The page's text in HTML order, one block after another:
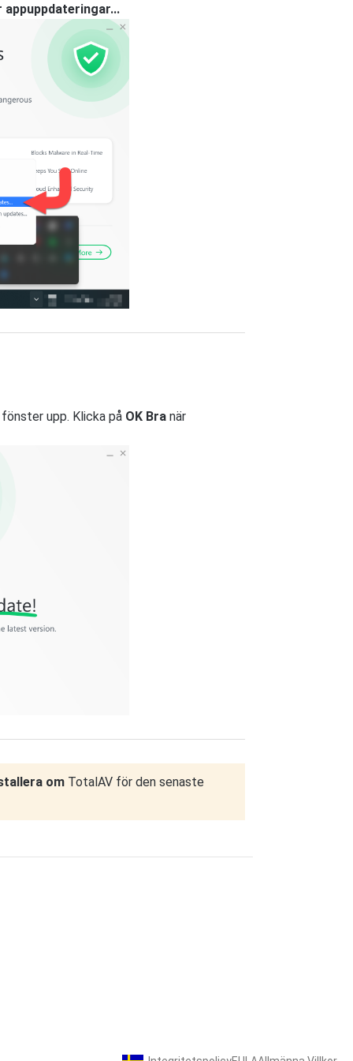
upp. Klicka på OK Bra när
om TotalAV för den senaste